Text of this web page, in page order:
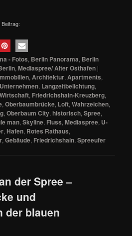
- Fotos, Berlin Panorama, Berlin
,Mediaspree/ Alter Osthafen |
, Architektur, Apartments,
Unternehmen, Langzeitbelichtung,
Wirtschaft, Friedrichshain-Kreuzberg,
,Oberbaumbrücke, Loft,Wahrzeichen,
,Oberbaum City,historisch,Spree,
man,Skyline, Fluss,Mediaspree, U-
, Hafen, Rotes Rathaus,
,Gebäude, Friedrichshain,Spreeufer
der Spree –
und
der blauen